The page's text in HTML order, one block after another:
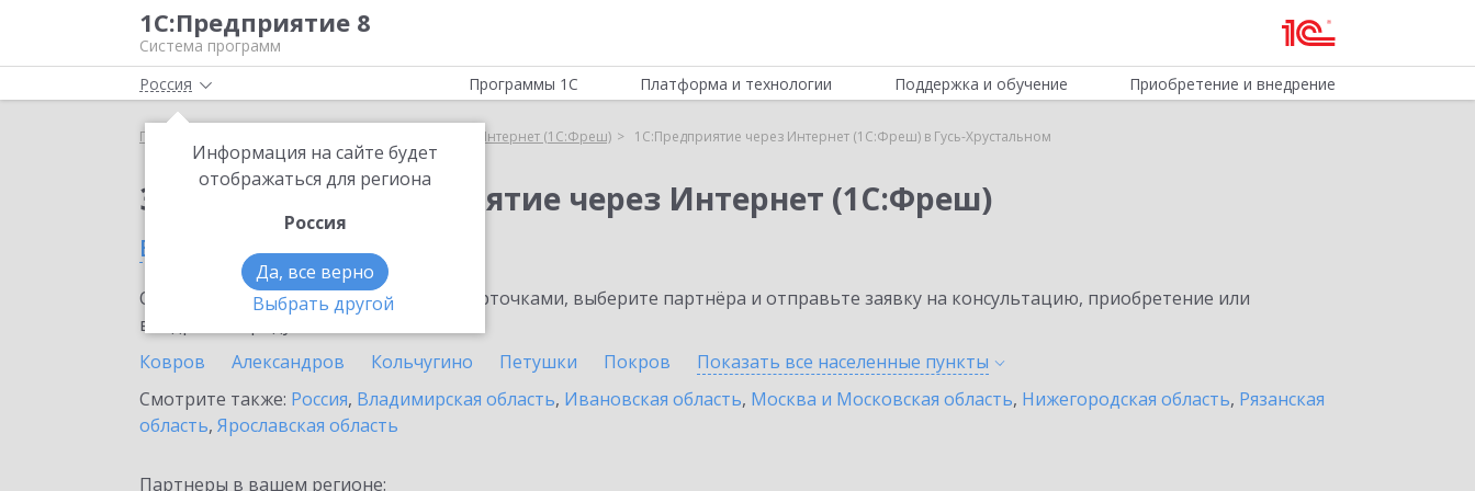
1С:Предприятие 8
Система программ
Россия
Информация на сайте будет
отображаться для региона
Россия
Да, все верно
Выбрать другой
Программы 1С Платформа и технологии Поддержка и обучение Приобретение и внедрение
Главная 1С:Предприятие через Интернет (1С:Фреш) 1С:Предприятие через Интернет (1С:Фреш) в Гусь-Хрустальном
Заказать 1С:Предприятие через Интернет (1С:Фреш)
в Гусь-Хрустальном
Ознакомьтесь с информационными карточками, выберите партнёра и отправьте заявку на консультацию, приобретение или
внедрение продукта.
Ковров
Александров Кольчугино Петушки Покров Показать все населенные пункты
Смотрите также: Россия, Владимирская область, Ивановская область, Москва и Московская область, Нижегородская область, Рязанская
область, Ярославская область
Партнеры в вашем регионе: